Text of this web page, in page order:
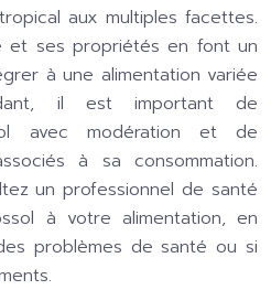
aux multiples facettes.
et ses propriétés en font un
à une alimentation variée
il est important de
avec modération et de
à sa consommation.
un professionnel de santé
à votre alimentation, en
problèmes de santé ou si